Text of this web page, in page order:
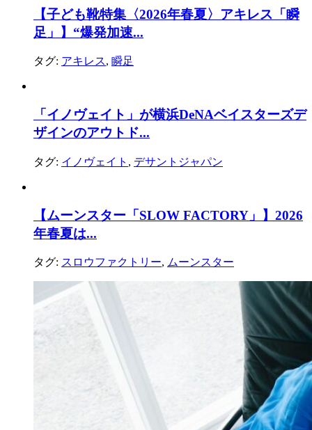
【子ども靴特集〈2026年春夏〉アキレス「瞬
足」】“爆発加速...
タグ: アキレス, 瞬足
「イノヴェイト」が横浜DeNAベイスターズデ
ザインのアウトド...
タグ: イノヴェイト , デサントジャパン
【ムーンスター「SLOW FACTORY」】2026
年春夏は...
タグ: スロウファクトリー, ムーンスター